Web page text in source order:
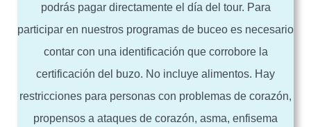
podrás pagar directamente el día del tour. Para
participar en nuestros programas de buceo es necesario
contar con una identificación que corrobore la
certificación del buzo. No incluye alimentos. Hay
restricciones para personas con problemas de corazón,
propensos a ataques de corazón, asma, enfisema